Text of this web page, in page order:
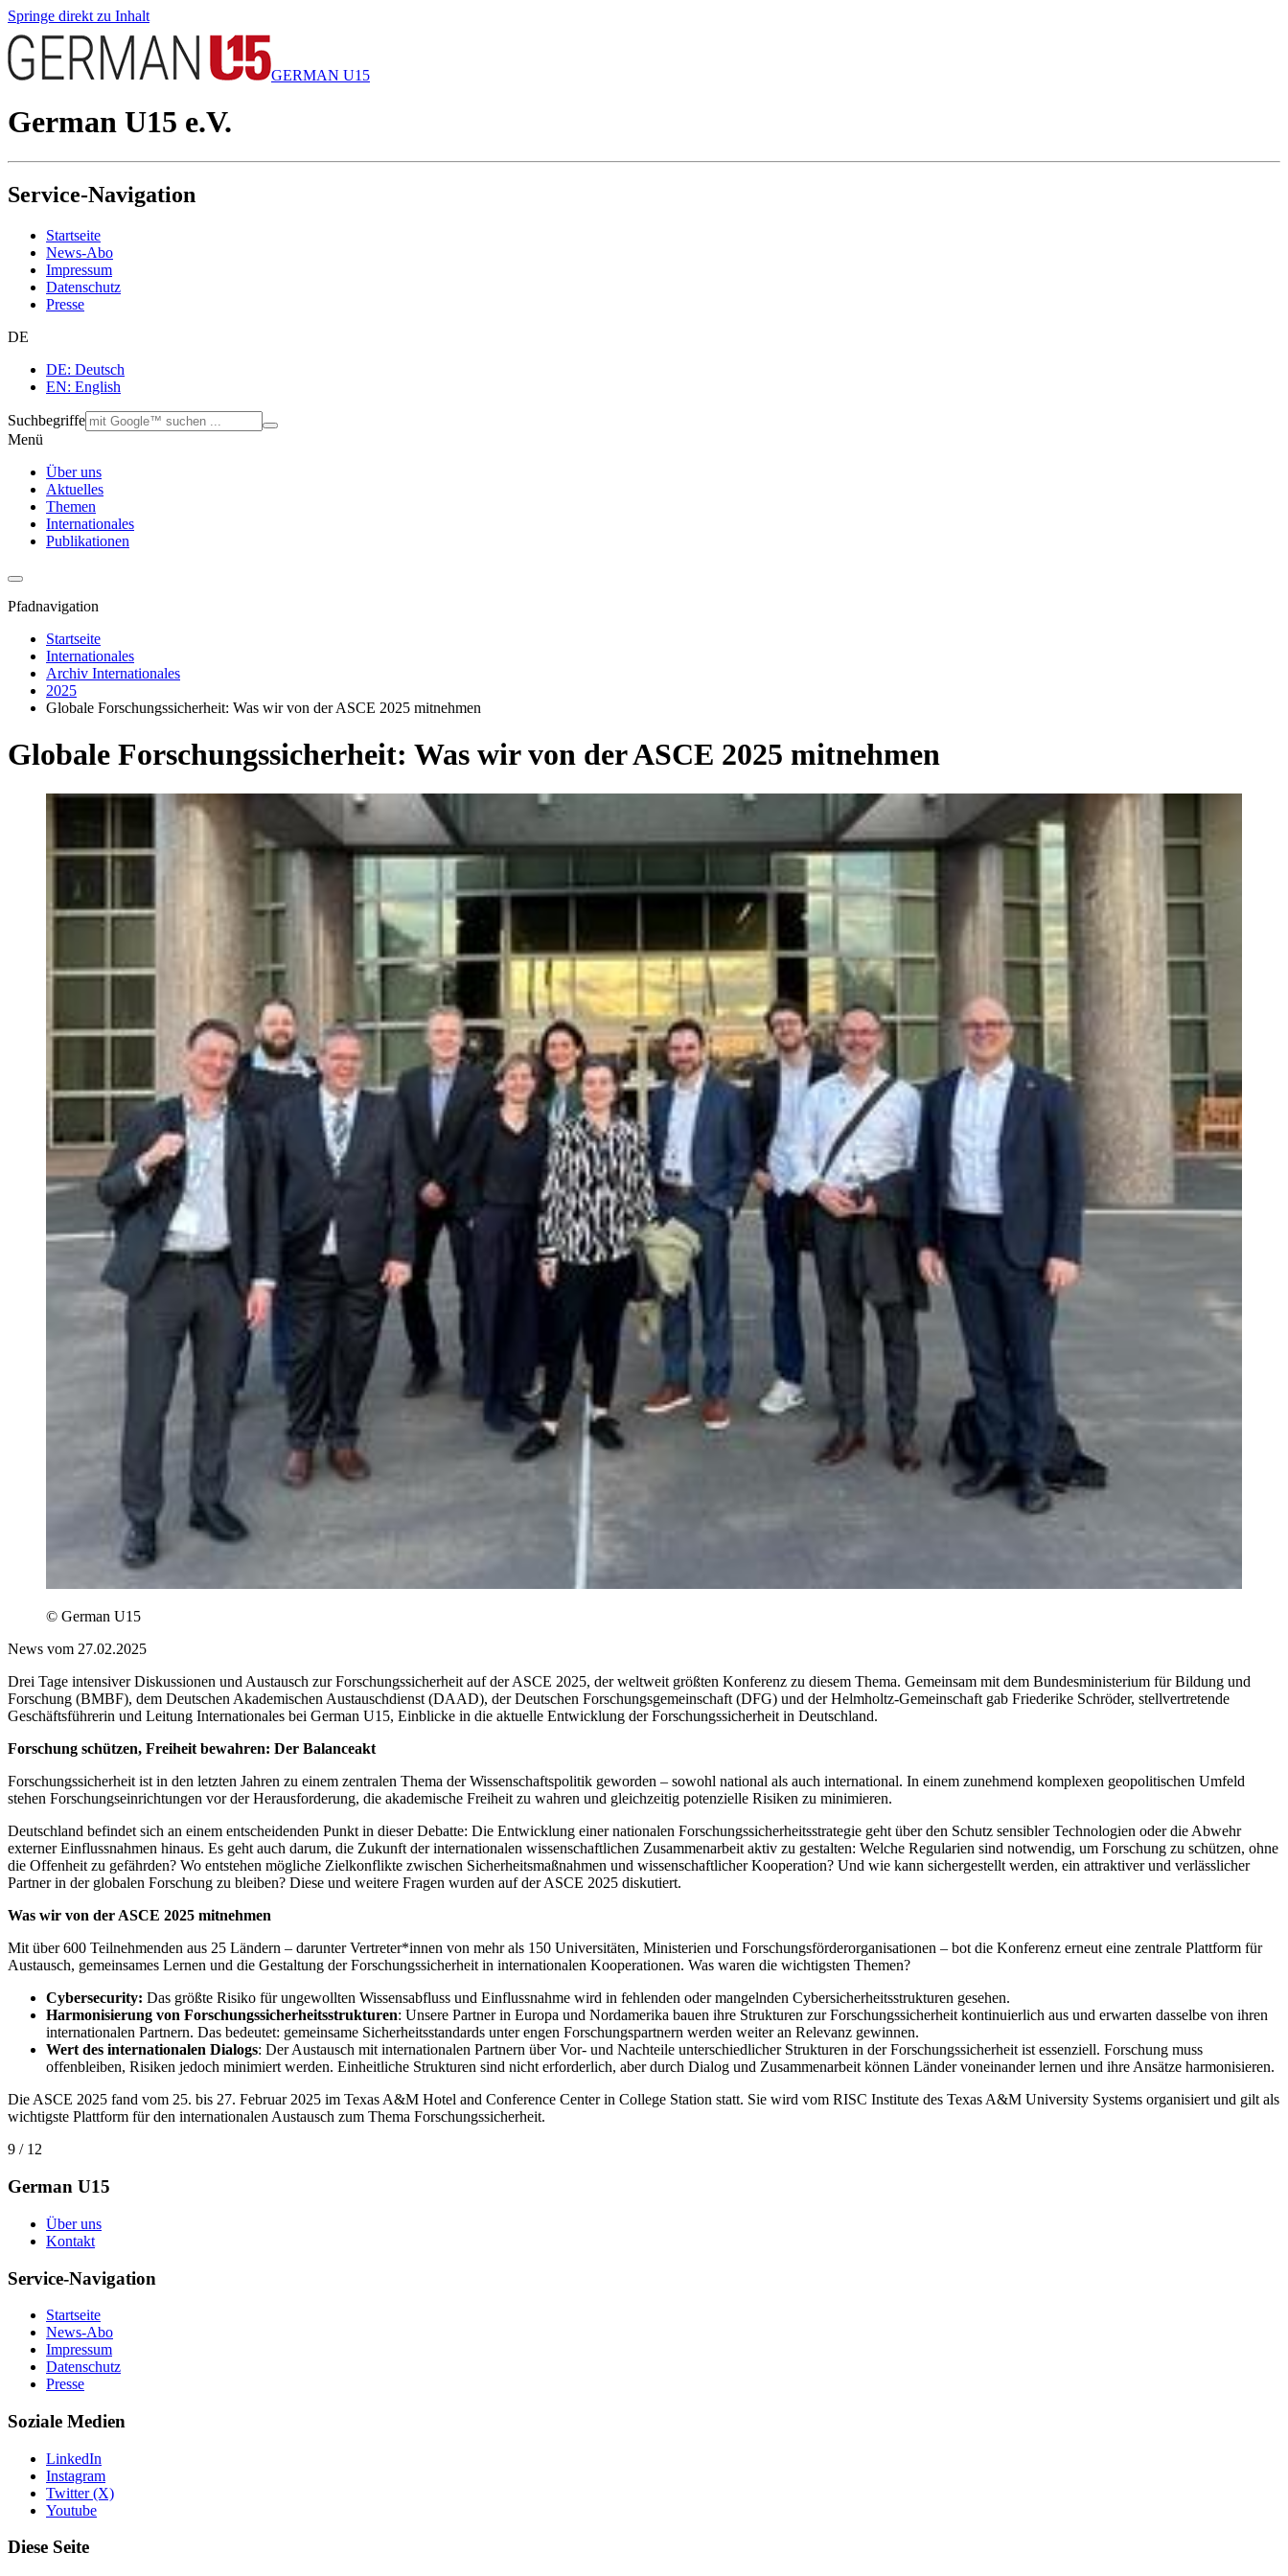
Springe direkt zu Inhalt
GERMAN U15
German U15 e.V.
Service-Navigation
Startseite
News-Abo
Impressum
Datenschutz
Presse
DE
DE: Deutsch
EN: English
Suchbegriffe
Menü
Über uns
Aktuelles
Themen
Internationales
Publikationen
Pfadnavigation
Startseite
Internationales
Archiv Internationales
2025
Globale Forschungssicherheit: Was wir von der ASCE 2025 mitnehmen
Globale Forschungssicherheit: Was wir von der ASCE 2025 mitnehmen
© German U15
News vom 27.02.2025
Drei Tage intensiver Diskussionen und Austausch zur Forschungssicherheit auf der ASCE 2025, der weltweit größten Konferenz zu diesem Thema. Gemeinsam mit dem Bundesministerium für Bildung und
Forschung (BMBF), dem Deutschen Akademischen Austauschdienst (DAAD), der Deutschen Forschungsgemeinschaft (DFG) und der Helmholtz-Gemeinschaft gab Friederike Schröder, stellvertretende
Geschäftsführerin und Leitung Internationales bei German U15, Einblicke in die aktuelle Entwicklung der Forschungssicherheit in Deutschland.
Forschung schützen, Freiheit bewahren: Der Balanceakt
Forschungssicherheit ist in den letzten Jahren zu einem zentralen Thema der Wissenschaftspolitik geworden – sowohl national als auch international. In einem zunehmend komplexen geopolitischen Umfeld
stehen Forschungseinrichtungen vor der Herausforderung, die akademische Freiheit zu wahren und gleichzeitig potenzielle Risiken zu minimieren.
Deutschland befindet sich an einem entscheidenden Punkt in dieser Debatte: Die Entwicklung einer nationalen Forschungssicherheitsstrategie geht über den Schutz sensibler Technologien oder die Abwehr
externer Einflussnahmen hinaus. Es geht auch darum, die Zukunft der internationalen wissenschaftlichen Zusammenarbeit aktiv zu gestalten: Welche Regularien sind notwendig, um Forschung zu schützen, ohne
die Offenheit zu gefährden? Wo entstehen mögliche Zielkonflikte zwischen Sicherheitsmaßnahmen und wissenschaftlicher Kooperation? Und wie kann sichergestellt werden, ein attraktiver und verlässlicher
Partner in der globalen Forschung zu bleiben? Diese und weitere Fragen wurden auf der ASCE 2025 diskutiert.
Was wir von der ASCE 2025 mitnehmen
Mit über 600 Teilnehmenden aus 25 Ländern – darunter Vertreter*innen von mehr als 150 Universitäten, Ministerien und Forschungsförderorganisationen – bot die Konferenz erneut eine zentrale Plattform für
Austausch, gemeinsames Lernen und die Gestaltung der Forschungssicherheit in internationalen Kooperationen. Was waren die wichtigsten Themen?
Cybersecurity: Das größte Risiko für ungewollten Wissensabfluss und Einflussnahme wird in fehlenden oder mangelnden Cybersicherheitsstrukturen gesehen.
Harmonisierung von Forschungssicherheitsstrukturen: Unsere Partner in Europa und Nordamerika bauen ihre Strukturen zur Forschungssicherheit kontinuierlich aus und erwarten dasselbe von ihren
internationalen Partnern. Das bedeutet: gemeinsame Sicherheitsstandards unter engen Forschungspartnern werden weiter an Relevanz gewinnen.
Wert des internationalen Dialogs: Der Austausch mit internationalen Partnern über Vor- und Nachteile unterschiedlicher Strukturen in der Forschungssicherheit ist essenziell. Forschung muss
offenbleiben, Risiken jedoch minimiert werden. Einheitliche Strukturen sind nicht erforderlich, aber durch Dialog und Zusammenarbeit können Länder voneinander lernen und ihre Ansätze harmonisieren.
Die ASCE 2025 fand vom 25. bis 27. Februar 2025 im Texas A&M Hotel and Conference Center in College Station statt. Sie wird vom RISC Institute des Texas A&M University Systems organisiert und gilt als
wichtigste Plattform für den internationalen Austausch zum Thema Forschungssicherheit.
9 / 12
German U15
Über uns
Kontakt
Service-Navigation
Startseite
News-Abo
Impressum
Datenschutz
Presse
Soziale Medien
LinkedIn
Instagram
Twitter (X)
Youtube
Diese Seite